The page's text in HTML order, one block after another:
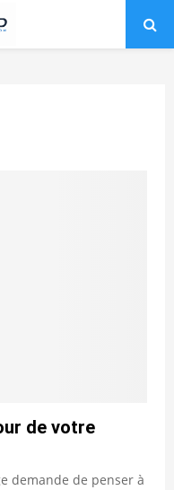
de votre
demande de penser à